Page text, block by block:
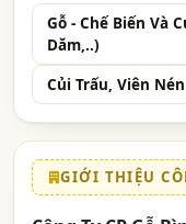
Gỗ - Chế Biến Và
Dăm,..)
Củi Trấu, Viên
GIỚI THIỆU